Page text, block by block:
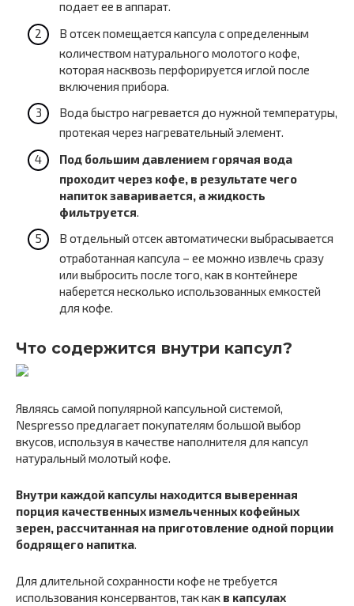
подает ее в аппарат.
В отсек помещается капсула с определенным
количеством натурального молотого кофе,
которая насквозь перфорируется иглой после
включения прибора.
Вода быстро нагревается до нужной температуры,
протекая через нагревательный элемент.
Под большим давлением горячая вода
проходит через кофе, в результате чего
напиток заваривается, а жидкость
фильтруется.
В отдельный отсек автоматически выбрасывается
отработанная капсула – ее можно извлечь сразу
или выбросить после того, как в контейнере
наберется несколько использованных емкостей
для кофе.
Что содержится внутри капсул?
Являясь самой популярной капсульной системой,
Nespresso предлагает покупателям большой выбор
вкусов, используя в качестве наполнителя для капсул
натуральный молотый кофе.
Внутри каждой капсулы находится выверенная
порция качественных измельченных кофейных
зерен, рассчитанная на приготовление одной порции
бодрящего напитка.
Для длительной сохранности кофе не требуется
использования консервантов, так как в капсулах